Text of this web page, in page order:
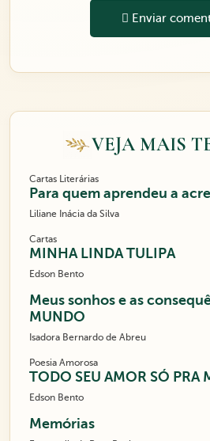
Enviar
VEJA MAIS
Cartas Literárias
Para quem aprendeu a
Liliane Inácia da Silva
Cartas
MINHA LINDA TULIPA
Edson Bento
Meus sonhos e as
MUNDO
Isadora Bernardo de Abreu
Poesia Amorosa
TODO SEU AMOR SÓ PRA
Edson Bento
Memórias